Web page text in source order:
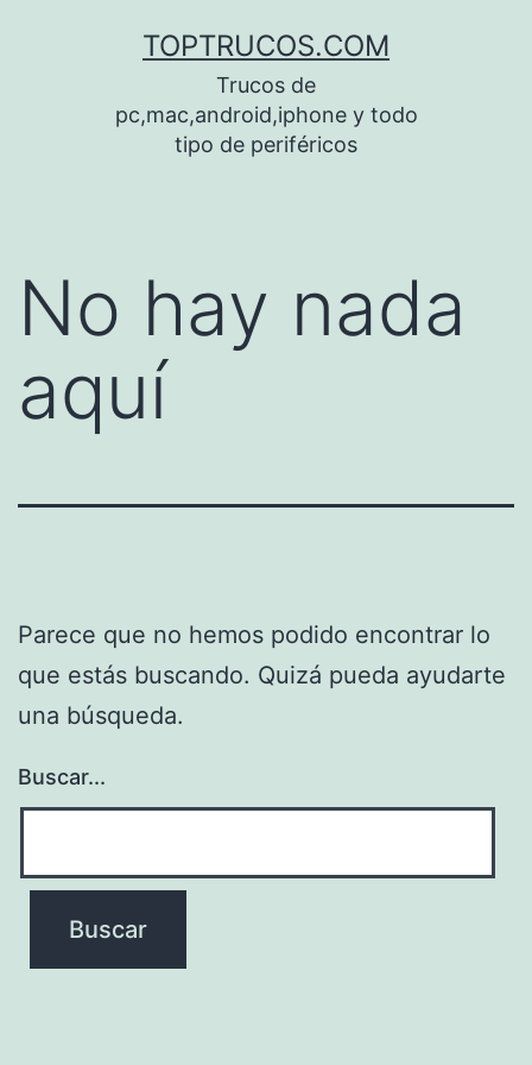
TOPTRUCOS.COM
Trucos de
pc,mac,android,iphone y todo
tipo de periféricos
No hay nada
aquí
Parece que no hemos podido encontrar lo
que estás buscando. Quizá pueda ayudarte
una búsqueda.
Buscar...